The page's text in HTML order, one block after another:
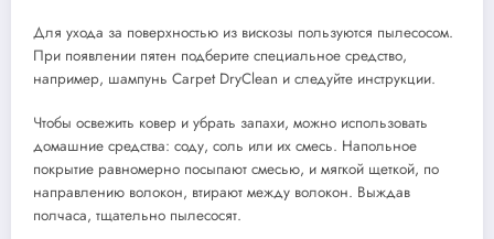
Для ухода за поверхностью из вискозы пользуются пылесосом.
При появлении пятен подберите специальное средство,
например, шампунь Carpet DryClean и следуйте инструкции.
Чтобы освежить ковер и убрать запахи, можно использовать
домашние средства: соду, соль или их смесь. Напольное
покрытие равномерно посыпают смесью, и мягкой щеткой, по
направлению волокон, втирают между волокон. Выждав
полчаса, тщательно пылесосят.